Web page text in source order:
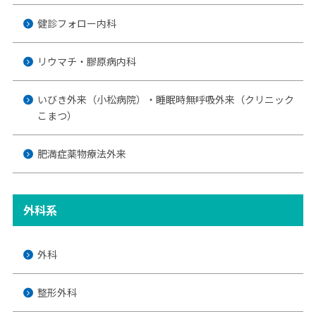
健診フォロー内科
リウマチ・膠原病内科
いびき外来（小松病院）・睡眠時無呼吸外来（クリニック
こまつ）
肥満症薬物療法外来
外科系
外科
整形外科